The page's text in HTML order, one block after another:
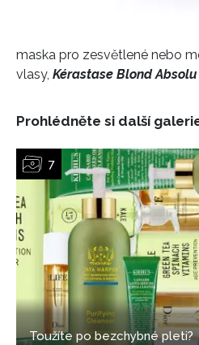
maska pro zesvětlené nebo
vlasy, Kérastase Blond
Prohlédněte si další
Toužíte po bezchybné pleti?